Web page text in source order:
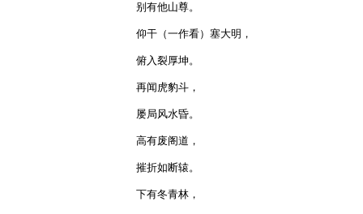
别有他山尊。
仰干（一作看）塞大明，
俯入裂厚坤。
再闻虎豹斗，
屡局风水昏。
高有废阁道，
摧折如断辕。
下有冬青林，